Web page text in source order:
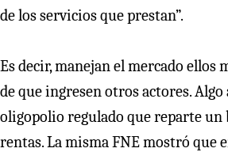
de los servicios que prestan”.
Es decir, manejan el mercado ellos
de que ingresen otros actores. Algo
oligopolio regulado que reparte un
rentas. La misma FNE mostró que